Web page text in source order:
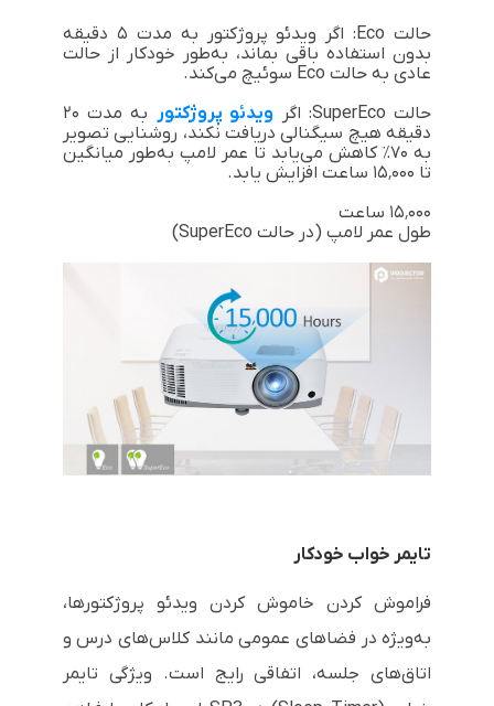
حالت Eco: اگر ویدئو پروژکتور به مدت ۵ دقیقه
بدون استفاده باقی بماند، به‌طور خودکار از حالت
عادی به حالت Eco سوئیچ می‌کند.
حالت SuperEco: اگر
ویدئو پروژکتور
به مدت ۲۰
دقیقه هیچ سیگنالی دریافت نکند، روشنایی تصویر
به ۷۰٪ کاهش می‌یابد تا عمر لامپ به‌طور میانگین
تا ۱۵٬۰۰۰ ساعت افزایش یابد.
۱۵٬۰۰۰ ساعت
طول عمر لامپ (در حالت SuperEco)
تایمر خواب خودکار
فراموش کردن خاموش کردن ویدئو پروژکتورها،
به‌ویژه در فضاهای عمومی مانند کلاس‌های درس و
اتاق‌های جلسه، اتفاقی رایج است. ویژگی تایمر